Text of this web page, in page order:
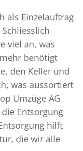
als Einzelauftrag
viel an, was
benötigt
den Keller und
was aussortiert
Umzüge AG
Entsorgung
hilft
die wir alle